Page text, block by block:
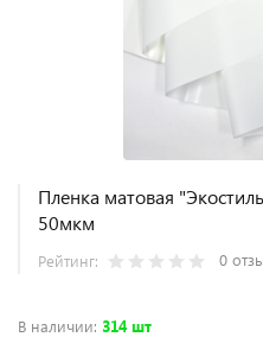
Пленка матовая
50мкм
Рейтинг: 0
В наличии: 314 шт